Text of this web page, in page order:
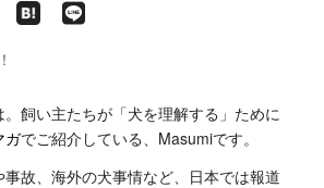
飼い主たちが「犬を理解する」ために
ガでご紹介している、Masumiです。
故、海外の犬事情など、日本では報道